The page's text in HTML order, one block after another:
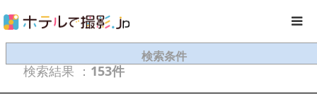
検索条件
検索結果 ： 153件